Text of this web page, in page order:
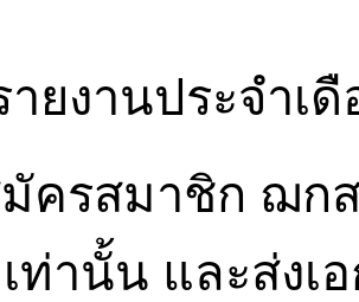
ายงานประจำเ
ครสมาชิก ฌก
เท่านั้น และส่งเ